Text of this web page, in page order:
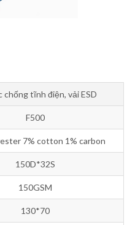
chống tĩnh điện, vải ESD
F500
7% cotton 1% carbon
150D*32S
150GSM
130*70